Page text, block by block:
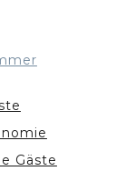
Gäste